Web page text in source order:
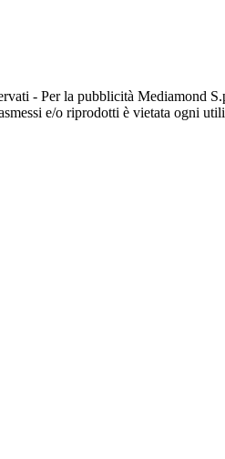
- Per la pubblicità Mediamond
e/o riprodotti è vietata ogni